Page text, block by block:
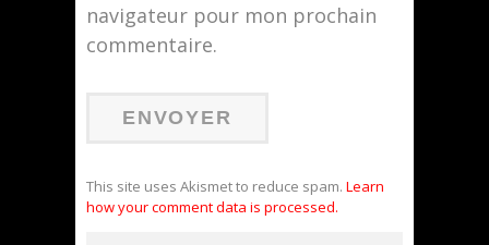
navigateur pour mon prochain
commentaire.
This site uses Akismet to reduce spam. Learn
how your comment data is processed.